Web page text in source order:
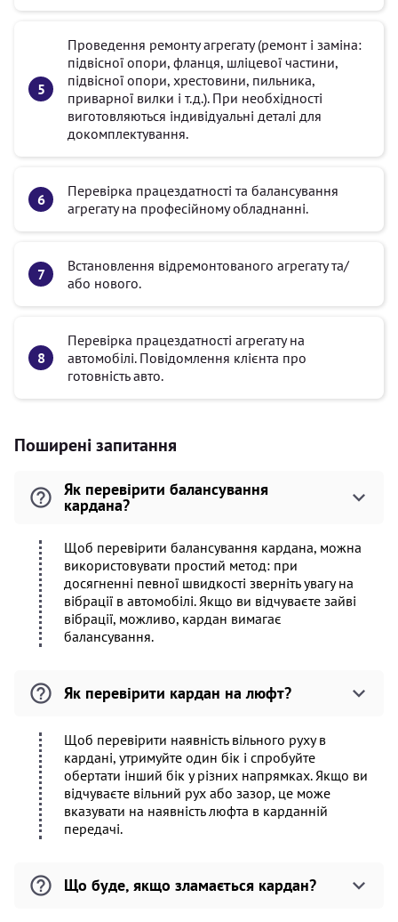
Проведення ремонту агрегату (ремонт і заміна:
підвісної опори, фланця, шліцевої частини,
підвісної опори, хрестовини, пильника,
приварної вилки і т.д.). При необхідності
виготовляються індивідуальні деталі для
докомплектування.
Перевірка працездатності та балансування
агрегату на професійному обладнанні.
Встановлення відремонтованого агрегату та/
або нового.
Перевірка працездатності агрегату на
автомобілі. Повідомлення клієнта про
готовність авто.
Поширені запитання
Як перевірити балансування
кардана?
Щоб перевірити балансування кардана, можна
використовувати простий метод: при
досягненні певної швидкості зверніть увагу на
вібрації в автомобілі. Якщо ви відчуваєте зайві
вібрації, можливо, кардан вимагає
балансування.
Як перевірити кардан на люфт?
Щоб перевірити наявність вільного руху в
кардані, утримуйте один бік і спробуйте
обертати інший бік у різних напрямках. Якщо ви
відчуваєте вільний рух або зазор, це може
вказувати на наявність люфта в карданній
передачі.
Що буде, якщо зламається кардан?